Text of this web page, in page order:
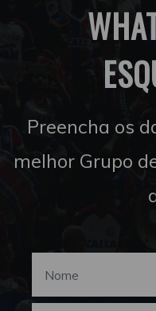
Preencha os
melhor Grupo